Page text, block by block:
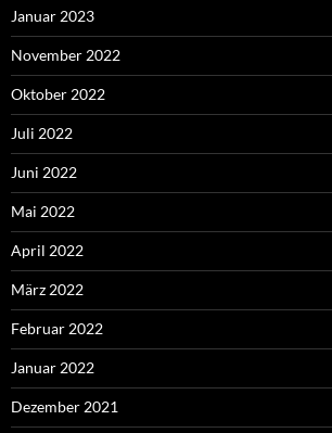
Januar 2023
November 2022
Oktober 2022
Juli 2022
Juni 2022
Mai 2022
April 2022
März 2022
Februar 2022
Januar 2022
Dezember 2021